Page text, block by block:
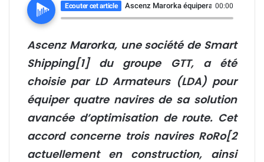
Ecouter cet article Ascenz Marorka équipera quatre
00:00
Ascenz Marorka, une société de Smart
Shipping[1] du groupe GTT,a été
choisie parLD Armateurs (LDA) pour
équiper quatre navires de sa solution
avancée d’optimisation de route. Cet
accord concerne trois navires RoRo[2
actuellement en construction, ainsi